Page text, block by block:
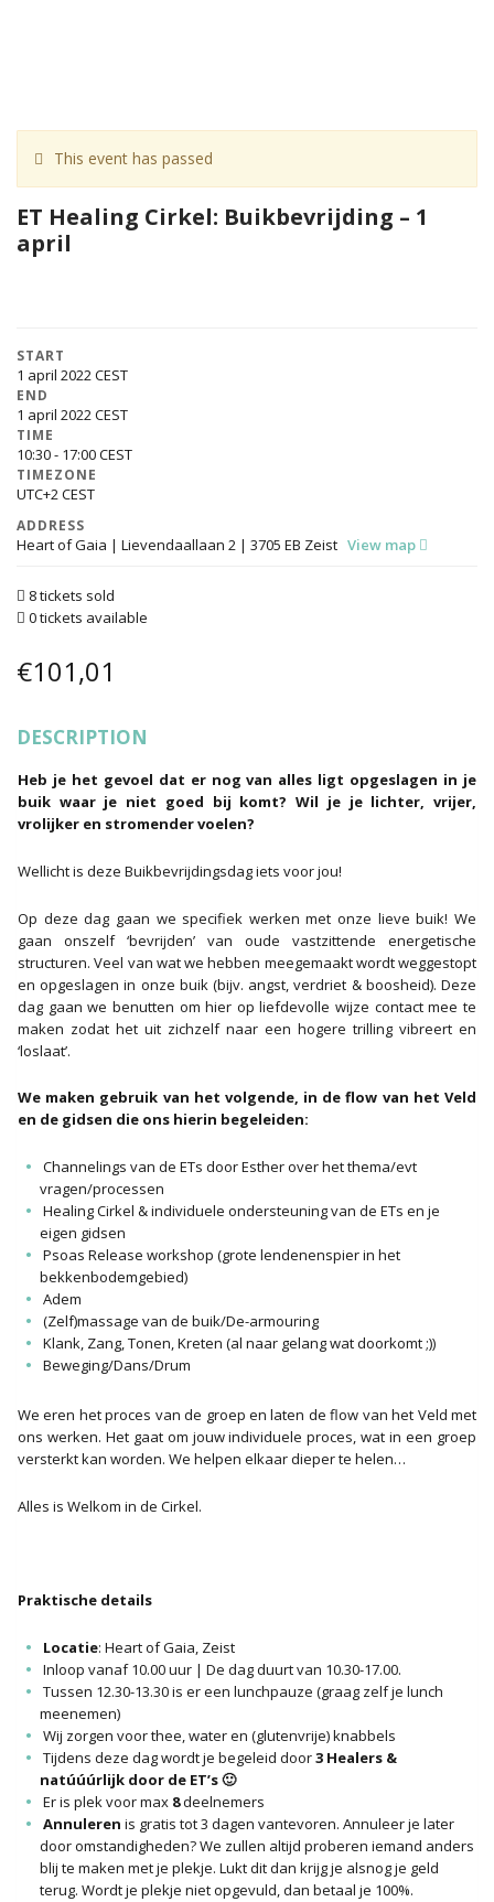
This event has passed
ET Healing Cirkel: Buikbevrijding – 1
april
START
1 april 2022
END
1 april 2022
TIME
10:30 - 17:00
TIMEZONE
UTC+2
ADDRESS
Heart of Gaia | Lievendaallaan 2 | 3705 EB Zeist View map
8 tickets sold
0 tickets available
€101,01
DESCRIPTION
Heb je het gevoel dat er nog van alles ligt opgeslagen in je
buik waar je niet goed bij komt? Wil je je lichter, vrijer,
vrolijker en stromender voelen?
Wellicht is deze Buikbevrijdingsdag iets voor jou!
Op deze dag gaan we specifiek werken met onze lieve buik! We
gaan onszelf ‘bevrijden’ van oude vastzittende energetische
structuren. Veel van wat we hebben meegemaakt wordt weggestopt
en opgeslagen in onze buik (bijv. angst, verdriet & boosheid). Deze
dag gaan we benutten om hier op liefdevolle wijze contact mee te
maken zodat het uit zichzelf naar een hogere trilling vibreert en
‘loslaat’.
We maken gebruik van het volgende, in de flow van het Veld
en de gidsen die ons hierin begeleiden:
Channelings van de ETs door Esther over het thema/evt
vragen/processen
Healing Cirkel & individuele ondersteuning van de ETs en je
eigen gidsen
Psoas Release workshop (grote lendenenspier in het
bekkenbodemgebied)
Adem
(Zelf)massage van de buik/De-armouring
Klank, Zang, Tonen, Kreten (al naar gelang wat doorkomt ;))
Beweging/Dans/Drum
We eren het proces van de groep en laten de flow van het Veld met
ons werken. Het gaat om jouw individuele proces, wat in een groep
versterkt kan worden. We helpen elkaar dieper te helen…
Alles is Welkom in de Cirkel.
Praktische details
Locatie: Heart of Gaia, Zeist
Inloop vanaf 10.00 uur | De dag duurt van 10.30-17.00.
Tussen 12.30-13.30 is er een lunchpauze (graag zelf je lunch
meenemen)
Wij zorgen voor thee, water en (glutenvrije) knabbels
Tijdens deze dag wordt je begeleid door3 Healers &
natúúúrlijk door de ET’s🙂
Er is plek voor max 8deelnemers
Annuleren is gratis tot 3 dagen vantevoren. Annuleer je later
door omstandigheden? We zullen altijd proberen iemand anders
blij te maken met je plekje. Lukt dit dan krijg je alsnog je geld
terug. Wordt je plekje niet opgevuld, dan betaal je 100%.